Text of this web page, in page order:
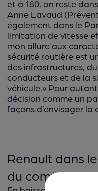
et à 180, on reste
Anne Lavaud
également dans le
limitation de vitesse
mon allure aux
sécurité routière est
des infrastructures,
conducteurs et de la
véhicule.» Pour
décision comme un
façons d’envisager la
Renault dans
du